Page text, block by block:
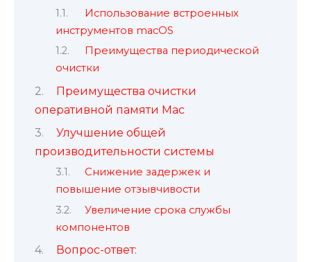
Использование встроенных
инструментов macOS
Преимущества периодической
очистки
Преимущества очистки
оперативной памяти Mac
Улучшение общей
производительности системы
Снижение задержек и
повышение отзывчивости
Увеличение срока службы
компонентов
Вопрос-ответ: